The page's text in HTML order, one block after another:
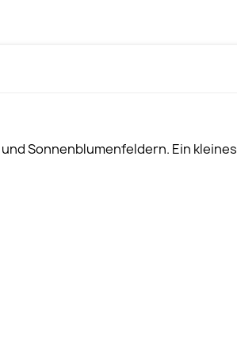
Sonnenblumenfeldern. Ein kleines